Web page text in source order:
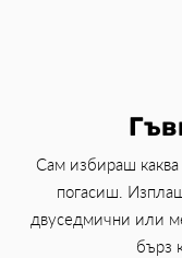
Сам избираш
погасиш.
двуседмични или
бърз